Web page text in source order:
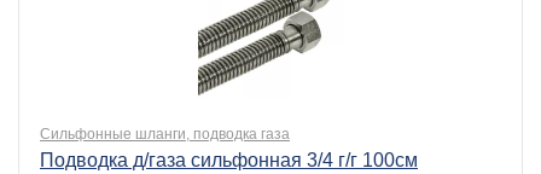
Сильфонные шланги, подводка газа
Подводка д/газа сильфонная 3/4 г/г 100см